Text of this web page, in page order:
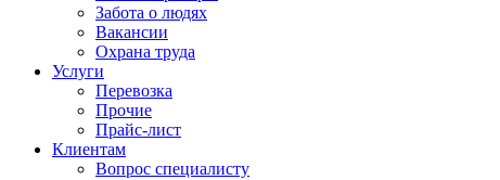
Забота о людях
Вакансии
Охрана труда
Услуги
Перевозка
Прочие
Прайс-лист
Клиентам
Вопрос специалисту